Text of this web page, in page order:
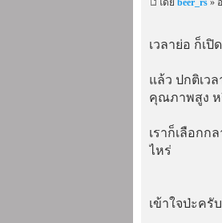
โดย beer_rs »
เวลาย่อ ก็เ
แล้ว ปกติเว
คุณภาพสูง ห
เราก็เลือกก
ไหร่
เข้าใจป่ะครั